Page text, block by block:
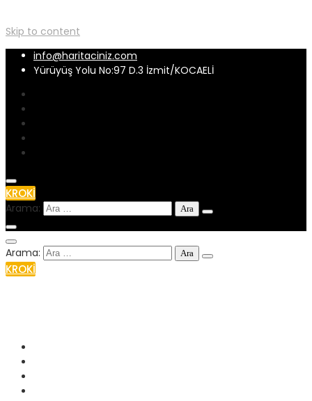
Skip to content
info@haritaciniz.com
Yürüyüş Yolu No:97 D.3 İzmit/KOCAELİ
KROKİ
Arama:
Arama:
KROKİ